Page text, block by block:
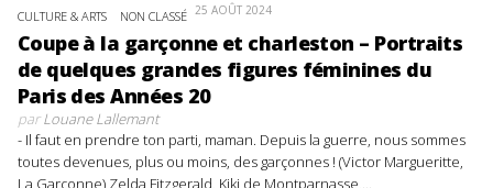
CULTURE & ARTS NON CLASSÉ 25 AOÛT 2024
Coupe à la garçonne et charleston – Portraits
de quelques grandes figures féminines du
Paris des Années 20
parLouane Lallemant
- Il faut en prendre ton parti, maman. Depuis la guerre, nous sommes
toutes devenues, plus ou moins, des garçonnes ! (Victor Margueritte,
La Garçonne) Zelda Fitzgerald, Kiki de Montparnasse,...